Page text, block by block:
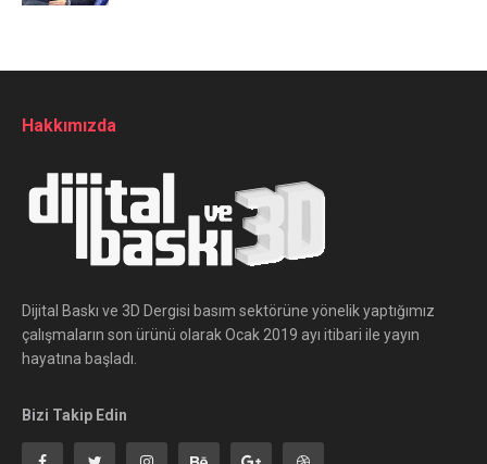
Hakkımızda
Dijital Baskı ve 3D Dergisi basım sektörüne yönelik yaptığımız
çalışmaların son ürünü olarak Ocak 2019 ayı itibari ile yayın
hayatına başladı.
Bizi Takip Edin